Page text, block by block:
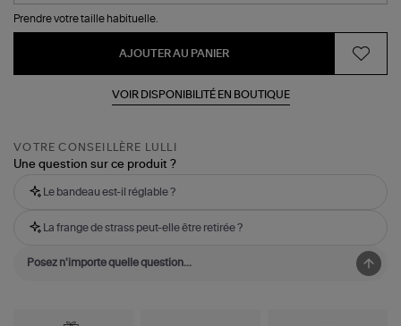
Prendre votre taille habituelle.
AJOUTER AU PANIER
VOIR DISPONIBILITÉ EN BOUTIQUE
VOTRE CONSEILLÈRE LULLI
Une question sur ce produit ?
Le bandeau est-il réglable ?
La frange de strass peut-elle être retirée ?